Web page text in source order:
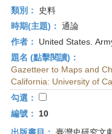
類別：
史料
時期(主題)： 通論
作者：
United States.
題名 (點擊閱讀)：
Gazetteer to Maps and
California: University of
勾選：
編號：
10